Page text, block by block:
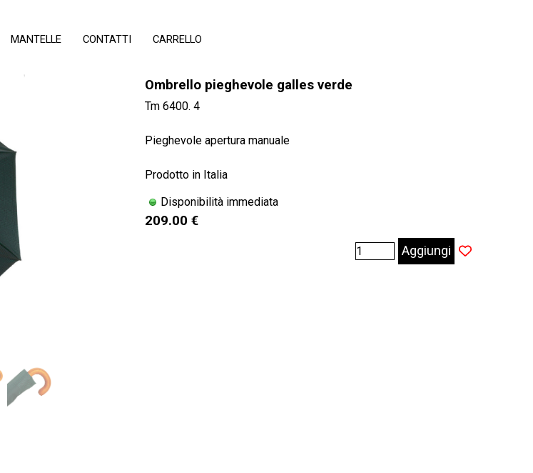
▼
MANTELLE CONTATTI CARRELLO
Ombrello pieghevole galles verde
Tm 6400. 4
Pieghevole apertura manuale
Prodotto in Italia
Disponibilità immediata
209.00 €
Aggiungi